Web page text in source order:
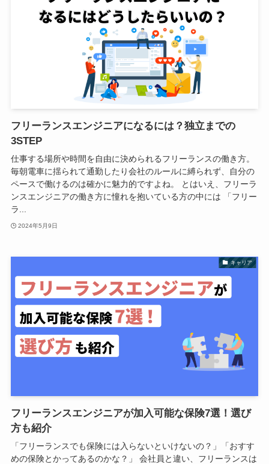
フリーランスエンジニアになるには？独立までの
3STEP
仕事する場所や時間を自由に決められるフリーランスの働き方。
毎朝電車に揺られて通勤したり会社のルールに縛られず、自分の
ペースで働けるのは確かに魅力的ですよね。 とはいえ、フリーラ
ンスエンジニアの働き方に憧れを抱いている方の中には 「フリー
ラ...
2024年5月9日
キャリア
フリーランスエンジニアが加入可能な保険7選！選び
方も紹介
「フリーランスでも保険には入らないといけないの？」「おすす
めの保険とかってあるのかな？」 会社員と違い、フリーランスは